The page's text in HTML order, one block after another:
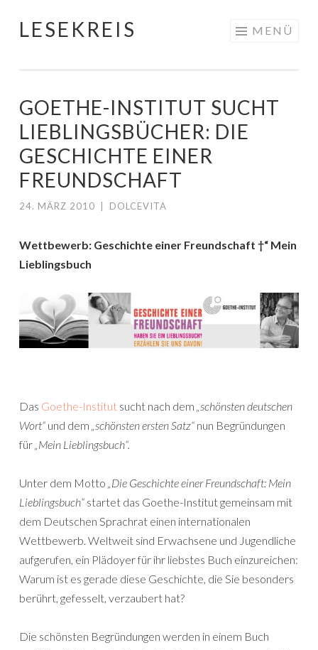
Springe
LESEKREIS MENÜ
GOETHE-INSTITUT SUCHT
LIEBLINGSBÜCHER: DIE
GESCHICHTE EINER
FREUNDSCHAFT
24. MÄRZ 2010 DOLCEVITA
Wettbewerb: Geschichte einer Freundschaft †“ Mein
Lieblingsbuch
Das Goethe-Institut sucht nach dem „schönsten deutschen
Wort“ und dem „schönsten ersten Satz“ nun Begründungen
für „Mein Lieblingsbuch“.
Unter dem Motto „Die Geschichte einer Freundschaft: Mein
Lieblingsbuch“ startet das Goethe-Institut gemeinsam mit
dem Deutschen Sprachrat einen internationalen
Wettbewerb. Weltweit sind Erwachsene und Jugendliche
aufgerufen, ein Plädoyer für ihr liebstes Buch einzureichen:
Warum ist es gerade diese Geschichte, die Sie besonders
berührt, gefesselt, verzaubert hat?
Die schönsten Begründungen werden in einem Buch